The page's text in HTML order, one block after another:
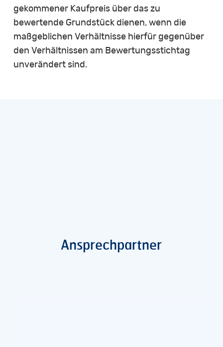
gekommener Kaufpreis über das zu
bewertende Grundstück dienen, wenn die
maßgeblichen Verhältnisse hierfür gegenüber
den Verhältnissen am Bewertungsstichtag
unverändert sind.
Ansprechpartner